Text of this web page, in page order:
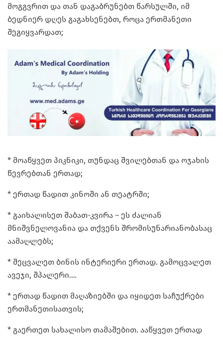
მოგგვრით და თან დაგაბრუნებთ წარსულში, იმ
ბედნიერ დღეს გაგახსენებთ, როცა ერთმანეთი
შეგიყვარდათ;
* მოაწყვეთ პიკნიკი, თუნდაც შვილებთან და ოჯახის
წევრებთან ერთად;
* ერთად წადით კინოში ან თეატრში;
* გაიხალისეთ შაბათ-კვირა – ეს ძალიან
მნიშვნელოვანია და თქვენს შრომისუნარიანობასაც
აამაღლებს;
* შეცვალეთ ბინის ინტერიერი ერთად. გამოცვალეთ
ავეჯი, შპალერი….
* ერთად წადით მაღაზიებში და იყიდეთ საჩუქრები
ერთმანეთისათვის;
* გაერთეთ სახალისო თამაშებით. ააწყვეთ ერთად